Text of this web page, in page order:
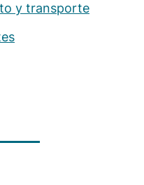
y transporte